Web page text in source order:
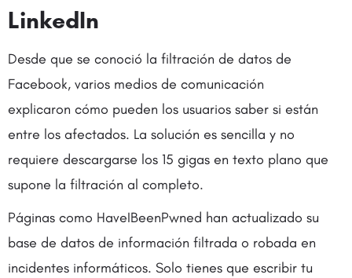
LinkedIn
Desde que se conoció la filtración de datos de
Facebook, varios medios de comunicación
explicaron cómo pueden los usuarios saber si están
entre los afectados. La solución es sencilla y no
requiere descargarse los 15 gigas en texto plano que
supone la filtración al completo.
Páginas como HaveIBeenPwned han actualizado su
base de datos de información filtrada o robada en
incidentes informáticos. Solo tienes que escribir tu